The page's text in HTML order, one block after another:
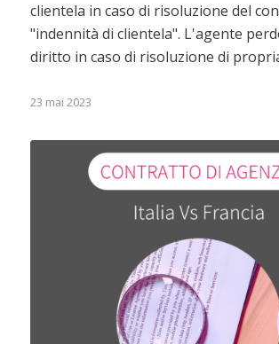
clientela in caso di risoluzione del
"indennità di clientela". L'agente
diritto in caso di risoluzione di
23 mai 2023